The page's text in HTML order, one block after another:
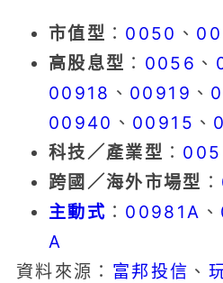
市值型 ： 0050 、
高股息型 ： 0056 、
00918 、 00919 、
00940 、 00915 、
科技／產業型 ：
跨國／海外市場型 ：
主動式 ： 00981A 、
A
資料來源： 富邦投信 、